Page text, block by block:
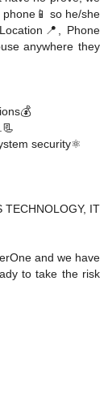
so he/she
Phone
anywhere they
security⚛️
TECHNOLOGY, IT
and we have
to take the risk